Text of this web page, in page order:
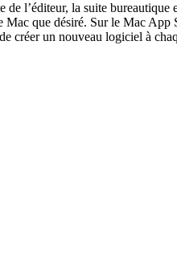
de l’éditeur, la suite
Mac que désiré. Sur le Mac
créer un nouveau logiciel à